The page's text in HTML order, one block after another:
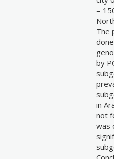
=
The
by
in
not
was